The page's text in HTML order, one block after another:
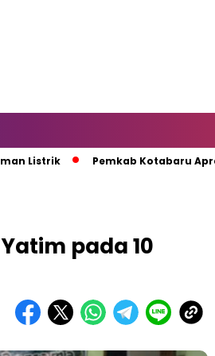
Pemkab Kotabaru Apresiasi
pada 10